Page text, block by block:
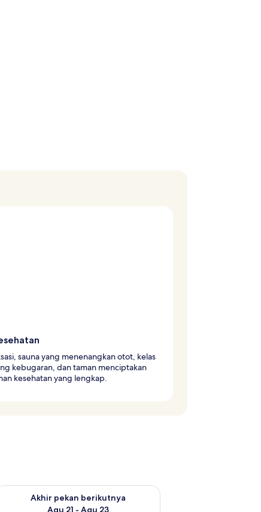
sauna yang menenangkan otot, kelas
kebugaran, dan taman menciptakan
kesehatan yang lengkap.
Agu 14 - Agu 16
Akhir pekan berikutnya
Agu 21 - Agu 23
ketersediaan untuk akhir pekan berikutnya Agu 21 -